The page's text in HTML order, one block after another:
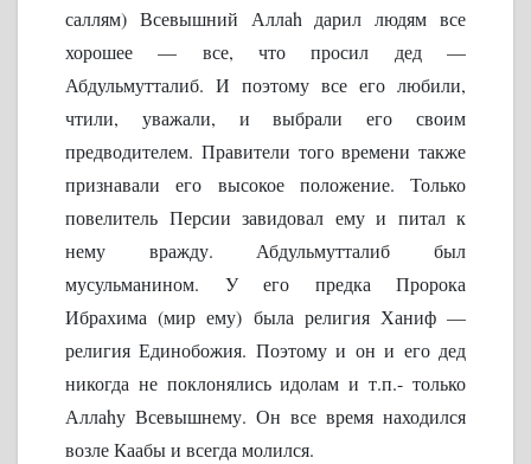
саллям) Всевышний Аллаh дарил людям все
хорошее — все, что просил дед —
Абдульмутталиб. И поэтому все его любили,
чтили, уважали, и выбрали его своим
предводителем. Правители того времени также
признавали его высокое положение. Только
повелитель Персии завидовал ему и питал к
нему вражду. Абдульмутталиб был
мусульманином. У его предка Пророка
Ибрахима (мир ему) была религия Ханиф —
религия Единобожия. Поэтому и он и его дед
никогда не поклонялись идолам и т.п.- только
Аллаhу Всевышнему. Он все время находился
возле Каабы и всегда молился.